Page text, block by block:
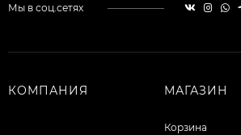
Мы в соц.сетях
КОМПАНИЯ МАГАЗИН
Корзина